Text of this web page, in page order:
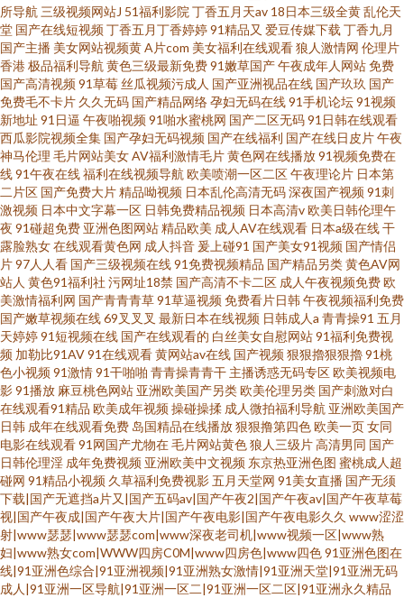
所导航 三级视频网站J 51福利影院 丁香五月天av 18日本三级全黄乱伦天
堂 国产在线短视频丁香五月丁香婷婷91精品又 爱豆传媒下载 丁香九月
国产主播 美女网站视频黄A片com 美女福利在线观看狼人激情网 伦理片
香港极品福利导航 黄色三级最新免费91嫩草国产午夜成年人网站免费
国产高清视频91草莓丝瓜视频污成人 国产亚洲视品在线 国产玖玖 国产
免费毛不卡片 久久无码 国产精品网络孕妇无码在线91手机论坛91视频
新地址 91日逼 午夜啪视频91啪水蜜桃网 国产二区无码91日韩在线观看
西瓜影院视频全集 国产孕妇无码视频 国产在线福利 国产在线日皮片午夜
神马伦理 毛片网站美女AV福利激情毛片黄色网在线播放91视频免费在
线91午夜在线福利在线视频导航 欧美喷潮一区二区午夜理论片 日本第
二片区 国产免费大片精品呦视频 日本乱伦高清无码深夜国产视频91刺
激视频 日本中文字幕一区 日韩免费精品视频 日本高清v欧美日韩伦理午
夜 91碰超免费 亚洲色图网站精品欧美 成人AV在线观看 日本a级在线干
露脸熟女在线观看黄色网 成人抖音 爰上碰91 国产美女91视频 国产情侣
片97人人看 国产三级视频在线91免费视频精品 国产精品另类黄色AV网
站人 黄色91福利社 污网址18禁 国产高清不卡二区 成人午夜视频免费欧
美激情福利网 国产青青青草91草逼视频免费看片日韩午夜视频福利免费
国产嫩草视频在线69叉叉叉 最新日本在线视频 日韩成人a 青青操91 五月
天婷婷91短视频在线 国产在线观看的 白丝美女自慰网站91福利免费视
频 加勒比91AV91在线观看黄网站av在线 国产视频狠狠擼狠狠擼91桃
色小视频91激情91干啪啪 青青操青青干 主播诱惑无码专区欧美视频电
影91播放 麻豆桃色网站 亚洲欧美国产另类欧美伦理另类 国产刺激对白
在线观看91精品 欧美成年视频操碰操揉 成人微拍福利导航 亚洲欧美国产
日韩 成年在线观看免费 岛国精品在线播放狠狠撸第四色欧美一页女同
电影在线观看91网国产尤物在毛片网站黄色狼人三级片高清男同 国产
日韩伦理淫 成年免费视频 亚洲欧美中文视频 东京热亚洲色图 蜜桃成人超
碰网 91精品小视频 久草福利免费视影五月天堂网 91美女直播 国产无须
下载|国产无遮挡a片又|国产五码av|国产午夜2|国产午夜av|国产午夜草莓
视|国产午夜成|国产午夜大片|国产午夜电影|国产午夜电影久久 www涩涩
射|www瑟瑟|www瑟瑟com|www深夜老司机|www视频一区|www熟
妇|www熟女com|WWW四房C0M|www四房色|www四色91亚洲色图在
线|91亚洲色综合|91亚洲视频|91亚洲熟女激情|91亚洲天堂|91亚洲无码
成人|91亚洲一区导航|91亚洲一区二|91亚洲一区二区|91亚洲永久精品